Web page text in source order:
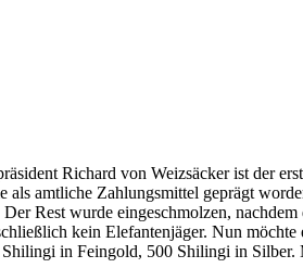
Richard von Weizsäcker ist der
amtliche Zahlungsmittel geprägt
Rest wurde eingeschmolzen,
kein Elefantenjäger. Nun
in Feingold, 500 Shilingi in